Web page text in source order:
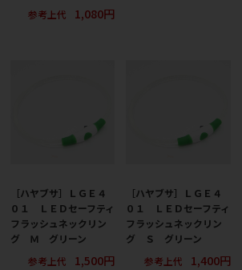
参考上代
1,080円
［ハヤブサ］ＬＧＥ４
０１ ＬＥＤセーフティ
フラッシュネックリン
グ Ｍ グリーン
参考上代
1,500円
［ハヤブサ］ＬＧＥ４
０１ ＬＥＤセーフティ
フラッシュネックリン
グ Ｓ グリーン
参考上代
1,400円